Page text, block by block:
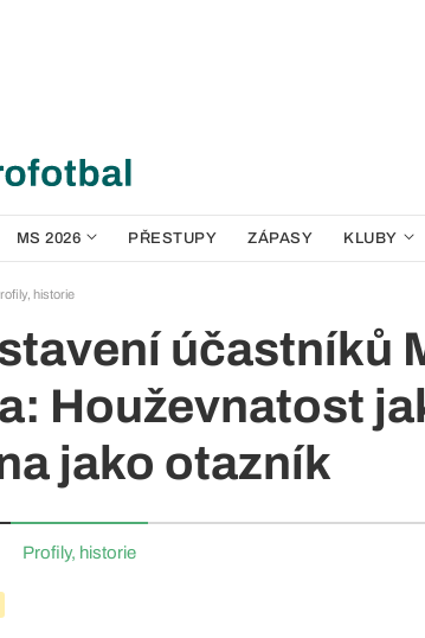
MS 2026 PŘESTUPY ZÁPASY KLUBY
historie
účastníků
Houževnatost
jako otazník
Profily, historie